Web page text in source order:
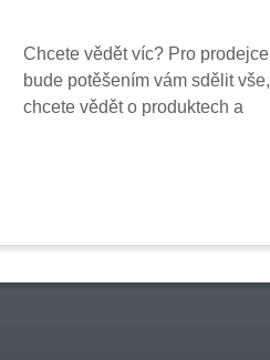
Chcete vědět víc? Pro
bude potěšením vám sdělit
chcete vědět o produktech a